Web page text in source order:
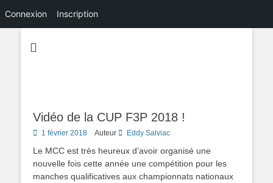
Connexion Inscription
Vidéo de la CUP F3P 2018 !
Posted
1 février 2018 Auteur Eddy Salviac
Le MCC est très heureux d’avoir organisé une
nouvelle fois cette année une compétition pour les
manches qualificatives aux championnats nationaux